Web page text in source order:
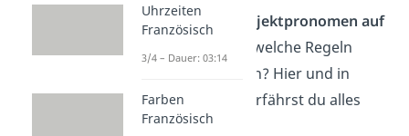
Wie lauten die
Objektpronomen auf
und welche Regeln
solltest du kennen? Hier und in
unserem
erfährst du alles
Wichtige!
Uhrzeiten
Französisch
3/4 – Dauer: 03:14
Farben
Französisch